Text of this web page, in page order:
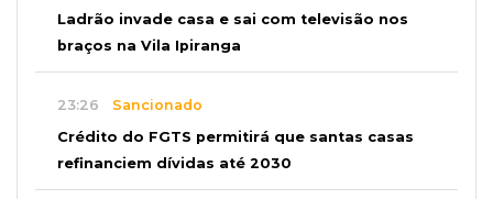
Ladrão invade casa e sai com televisão nos
braços na Vila Ipiranga
23:26 Sancionado
Crédito do FGTS permitirá que santas casas
refinanciem dívidas até 2030